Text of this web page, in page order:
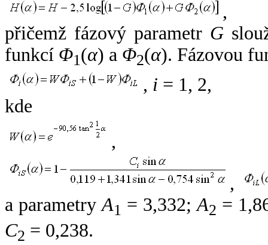
,
přičemž fázový parametr G
funkcí Φ1(α) a Φ2(α). Fázovou
, i = 1, 2,
kde
,
,
a parametryA1 = 3,332;A2 =
C2 = 0,238.